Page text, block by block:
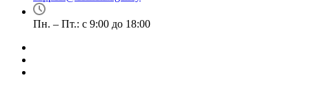
Пн. – Пт.: с 9:00 до 18:00